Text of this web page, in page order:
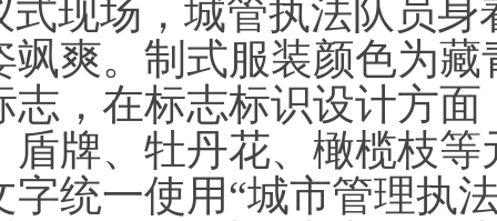
式现场，城管执法队员
飒爽。制式服装颜色为
志，在标志标识设计方
盾牌、牡丹花、橄榄枝
字统一使用“城市管理执